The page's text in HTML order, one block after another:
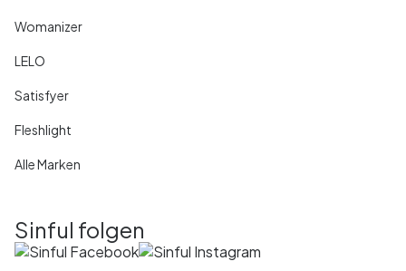
Womanizer
LELO
Satisfyer
Fleshlight
Alle Marken
Sinful folgen